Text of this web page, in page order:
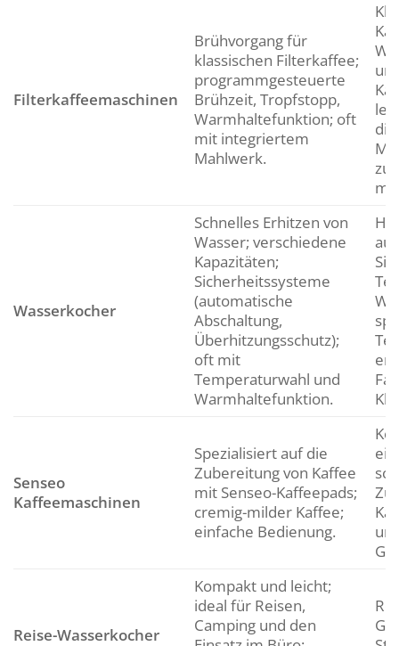
Filterkaffeemaschinen
Brühvorgang für
klassischen Filterkaffee;
programmgesteuerte
Brühzeit, Tropfstopp,
Warmhaltefunktion; oft
mit integriertem
Mahlwerk.
Wasserkocher
Schnelles Erhitzen von
Wasser; verschiedene
Kapazitäten;
Sicherheitssysteme
(automatische
Abschaltung,
Überhitzungsschutz);
oft mit
Temperaturwahl und
Warmhaltefunktion.
Senseo
Kaffeemaschinen
Spezialisiert auf die
Zubereitung von Kaffee
mit Senseo-Kaffeepads;
cremig-milder Kaffee;
einfache Bedienung.
Reise-Wasserkocher
Kompakt und leicht;
ideal für Reisen,
Camping und den